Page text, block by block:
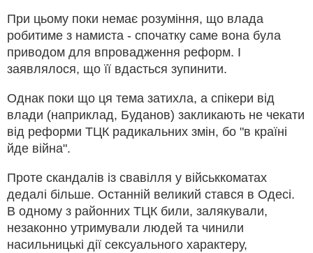
При цьому поки немає розуміння, що влада
робитиме з намиста - спочатку саме вона була
приводом для впровадження реформ. І
заявлялося, що її вдасться зупинити.
Однак поки що ця тема затихла, а спікери від
влади (наприклад, Буданов) закликають не чекати
від реформи ТЦК радикальних змін, бо "в країні
йде війна".
Проте скандалів із свавілля у військкоматах
дедалі більше. Останній великий стався в Одесі.
В одному з районних ТЦК били, залякували,
незаконно утримували людей та чинили
насильницькі дії сексуального характеру,